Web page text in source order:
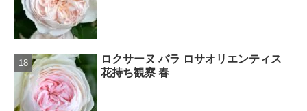
ロクサーヌ バラ ロサオリエンティス
花持ち観察 春